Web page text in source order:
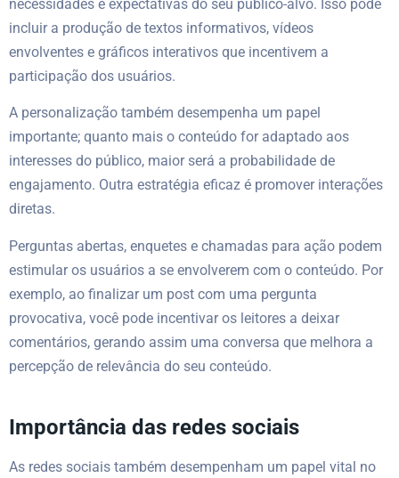
necessidades e expectativas do seu público-alvo. Isso pode
incluir a produção de textos informativos, vídeos
envolventes e gráficos interativos que incentivem a
participação dos usuários.
A personalização também desempenha um papel
importante; quanto mais o conteúdo for adaptado aos
interesses do público, maior será a probabilidade de
engajamento. Outra estratégia eficaz é promover interações
diretas.
Perguntas abertas, enquetes e chamadas para ação podem
estimular os usuários a se envolverem com o conteúdo. Por
exemplo, ao finalizar um post com uma pergunta
provocativa, você pode incentivar os leitores a deixar
comentários, gerando assim uma conversa que melhora a
percepção de relevância do seu conteúdo.
Importância das redes sociais
As redes sociais também desempenham um papel vital no